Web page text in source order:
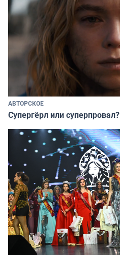
АВТОРСКОЕ
Супергёрл или суперпровал?